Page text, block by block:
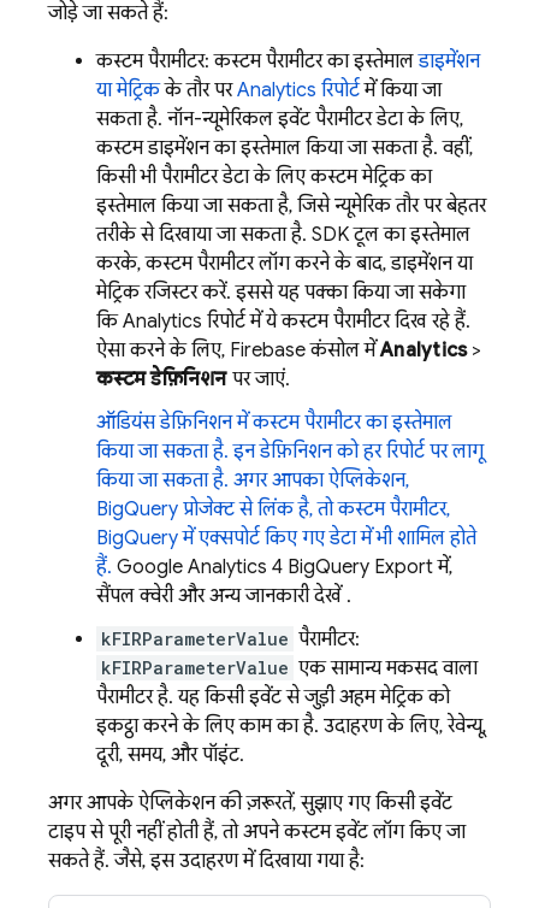
जोड़े जा सकते हैं:
कस्टम पैरामीटर: कस्टम पैरामीटर का इस्तेमालडाइमेंशन
या मेट्रिकके तौर परAnalytics रिपोर्टमें किया जा
सकता है. नॉन-न्यूमेरिकल इवेंट पैरामीटर डेटा के लिए,
कस्टम डाइमेंशन का इस्तेमाल किया जा सकता है. वहीं,
किसी भी पैरामीटर डेटा के लिए कस्टम मेट्रिक का
इस्तेमाल किया जा सकता है, जिसे न्यूमेरिक तौर पर बेहतर
तरीके से दिखाया जा सकता है. SDK टूल का इस्तेमाल
करके, कस्टम पैरामीटर लॉग करने के बाद, डाइमेंशन या
मेट्रिक रजिस्टर करें. इससे यह पक्का किया जा सकेगा
कि Analytics रिपोर्ट में ये कस्टम पैरामीटर दिख रहे हैं.
ऐसा करने के लिए, Firebaseकंसोल मेंAnalytics>
कस्टम डेफ़िनिशनपर जाएं.
ऑडियंस डेफ़िनिशन में कस्टम पैरामीटर का इस्तेमाल
किया जा सकता है. इन डेफ़िनिशन को हर रिपोर्ट पर लागू
किया जा सकता है. अगर आपका ऐप्लिकेशन,
BigQuery प्रोजेक्ट से लिंक है, तो कस्टम पैरामीटर,
BigQuery में एक्सपोर्ट किए गए डेटा में भी शामिल होते
हैं. Google Analytics 4 BigQuery Export में,
सैंपल क्वेरी और अन्य जानकारी देखें .
kFIRParameterValue पैरामीटर:
kFIRParameterValue एक सामान्य मकसद वाला
पैरामीटर है. यह किसी इवेंट से जुड़ी अहम मेट्रिक को
इकट्ठा करने के लिए काम का है. उदाहरण के लिए, रेवेन्यू,
दूरी, समय, और पॉइंट.
अगर आपके ऐप्लिकेशन की ज़रूरतें, सुझाए गए किसी इवेंट
टाइप से पूरी नहीं होती हैं, तो अपने कस्टम इवेंट लॉग किए जा
सकते हैं. जैसे, इस उदाहरण में दिखाया गया है: